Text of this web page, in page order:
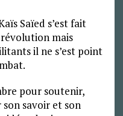
Saïed s’est fait
mais
il ne s’est point
pour soutenir,
savoir et son